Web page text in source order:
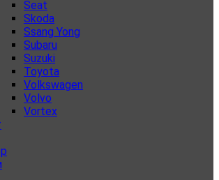
Seat
Skoda
Ssang Yong
Subaru
Suzuki
Toyota
Volkswagen
Volvo
Vortex